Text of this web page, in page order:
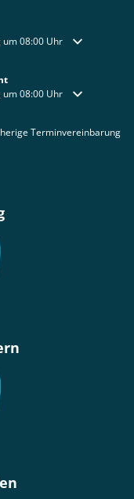
auszublenden
08:00 Uhr
auszublenden
08:00 Uhr
Terminvereinbarung